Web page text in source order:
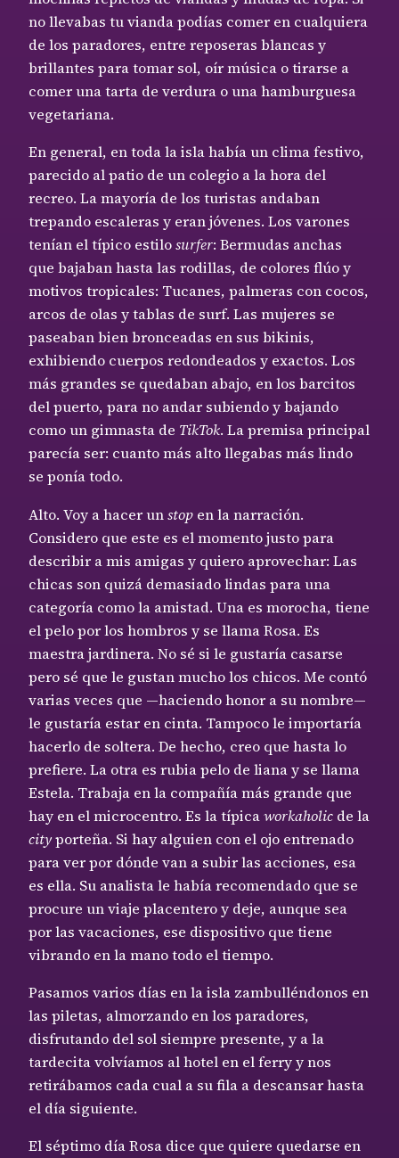
no llevabas tu vianda podías comer en cualquiera
de los paradores, entre reposeras blancas y
brillantes para tomar sol, oír música o tirarse a
comer una tarta de verdura o una hamburguesa
vegetariana.
En general, en toda la isla había un clima festivo,
parecido al patio de un colegio a la hora del
recreo. La mayoría de los turistas andaban
trepando escaleras y eran jóvenes. Los varones
tenían el típico estilosurfer: Bermudas anchas
que bajaban hasta las rodillas, de colores flúo y
motivos tropicales: Tucanes, palmeras con cocos,
arcos de olas y tablas de surf. Las mujeres se
paseaban bien bronceadas en sus bikinis,
exhibiendo cuerpos redondeados y exactos. Los
más grandes se quedaban abajo, en los barcitos
del puerto, para no andar subiendo y bajando
como un gimnasta de TikTok. La premisa principal
parecía ser: cuanto más alto llegabas más lindo
se ponía todo.
Alto. Voy a hacer unstop en la narración.
Considero que este es el momento justo para
describir a mis amigas y quiero aprovechar: Las
chicas son quizá demasiado lindas para una
categoría como la amistad. Una es morocha, tiene
el pelo por los hombros y se llama Rosa. Es
maestra jardinera. No sé si le gustaría casarse
pero sé que le gustan mucho los chicos. Me contó
varias veces que —haciendo honor a su nombre—
le gustaría estar en cinta. Tampoco le importaría
hacerlo de soltera. De hecho, creo que hasta lo
prefiere. La otra es rubia pelo de liana y se llama
Estela. Trabaja en la compañía más grande que
hay en el microcentro. Es la típicaworkaholic de la
cityporteña. Si hay alguien con el ojo entrenado
para ver por dónde van a subir las acciones, esa
es ella. Su analista le había recomendado que se
procure un viaje placentero y deje, aunque sea
por las vacaciones, ese dispositivo que tiene
vibrando en la mano todo el tiempo.
Pasamos varios días en la isla zambulléndonos en
las piletas, almorzando en los paradores,
disfrutando del sol siempre presente, y a la
tardecita volvíamos al hotel en el ferry y nos
retirábamos cada cual a su fila a descansar hasta
el día siguiente.
El séptimo día Rosa dice que quiere quedarse en